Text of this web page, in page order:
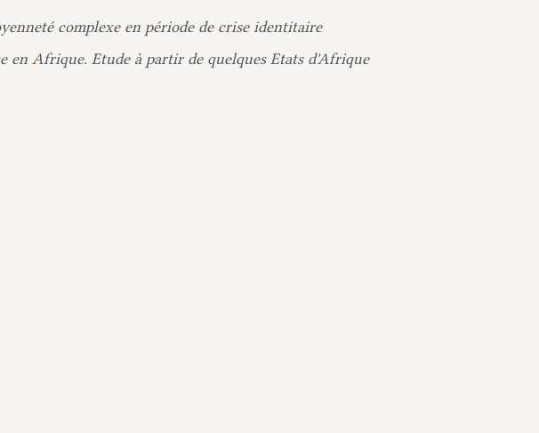
complexe en période de crise identitaire
Afrique. Etude à partir de quelques Etats d'Afrique